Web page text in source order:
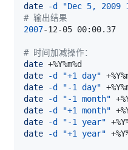
date
-d "Dec 5, 2009
# 输出结果
2007
# 时间加减操作：
date
date
-d "+1 day"
date
-d "-1 day"
date
-d "-1 month"
date
-d "+1 month"
date
-d "-1 year"
date
-d "+1 year"